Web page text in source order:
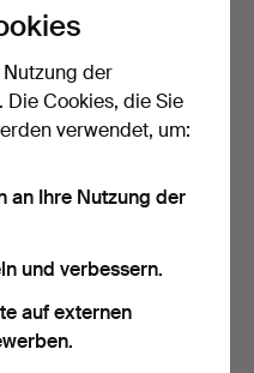
ENGELSKABINETT,
ALLMOGESTIL, SKÅNE.
5 Gebote
der
Cookies, die Sie
verwendet, um:
an Ihre Nutzung der
und verbessern.
auf externen